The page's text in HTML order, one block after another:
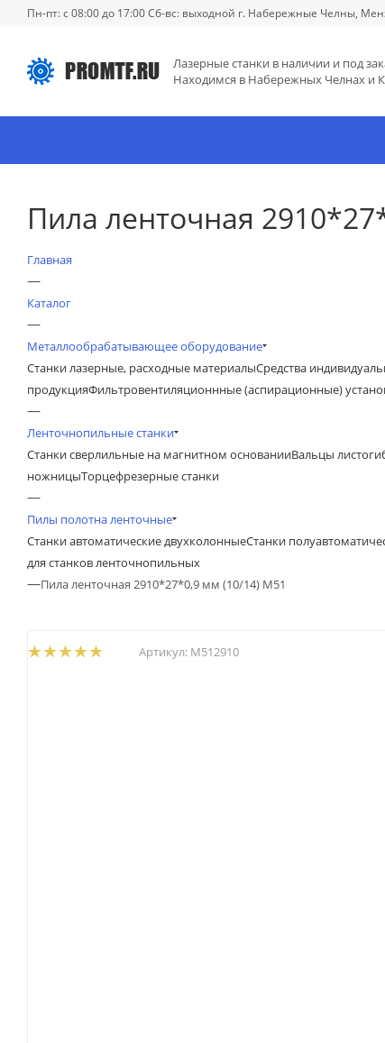
Пн-пт: с 08:00 до 17:00 Сб-вс: выходной г. Набережные Челны,
Лазерные станки в наличии и под
Находимся в Набережных Челнах и
Пила ленточная
Главная
—
Каталог
—
Металлообрабатывающее оборудование
Станки лазерные, расходные материалыСредства
продукцияФильтровентиляционнные (аспирационные)
—
Ленточнопильные станки
Станки сверлильные на магнитном основанииВальцы
ножницыТорцефрезерные станки
—
Пилы полотна ленточные
Станки автоматические двухколонныеСтанки
для станков ленточнопильных
—Пила ленточная 2910*27*0,9 мм (10/14) М51
Артикул: М512910